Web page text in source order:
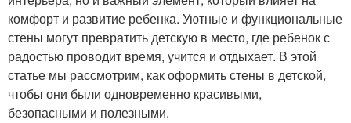
комфорт и развитие ребенка. Уютные и функциональные
стены могут превратить детскую в место, где ребенок с
радостью проводит время, учится и отдыхает. В этой
статье мы рассмотрим, как оформить стены в детской,
чтобы они были одновременно красивыми,
безопасными и полезными.